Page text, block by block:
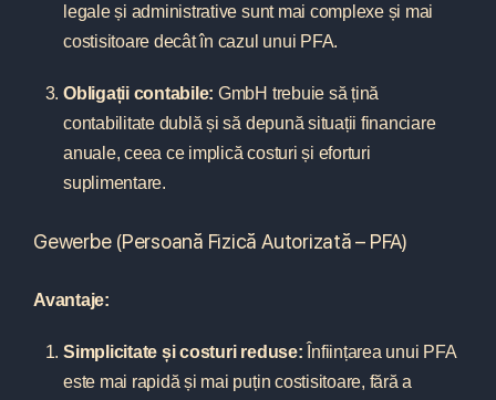
legale și administrative sunt mai complexe și mai
costisitoare decât în cazul unui PFA.
Obligații contabile: GmbH trebuie să țină
contabilitate dublă și să depună situații financiare
anuale, ceea ce implică costuri și eforturi
suplimentare.
Gewerbe (Persoană Fizică Autorizată – PFA)
Avantaje:
Simplicitate și costuri reduse: Înființarea unui PFA
este mai rapidă și mai puțin costisitoare, fără a